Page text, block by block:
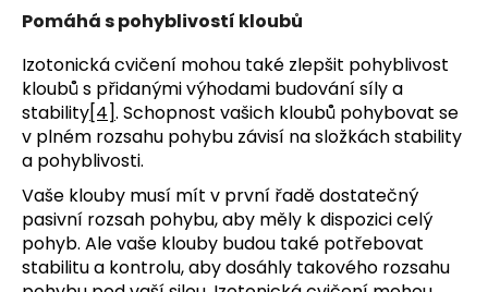
Pomáhá s pohyblivostí kloubů
Izotonická cvičení mohou také zlepšit pohyblivost
kloubů s přidanými výhodami budování síly a
stability[4]. Schopnost vašich kloubů pohybovat se
v plném rozsahu pohybu závisí na složkách stability
a pohyblivosti.
Vaše klouby musí mít v první řadě dostatečný
pasivní rozsah pohybu, aby měly k dispozici celý
pohyb. Ale vaše klouby budou také potřebovat
stabilitu a kontrolu, aby dosáhly takového rozsahu